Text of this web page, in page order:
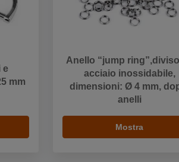
e
mm
Anello “jump
acciaio inossidabile,
dimensioni: Ø 4 mm,
anelli
Mostra